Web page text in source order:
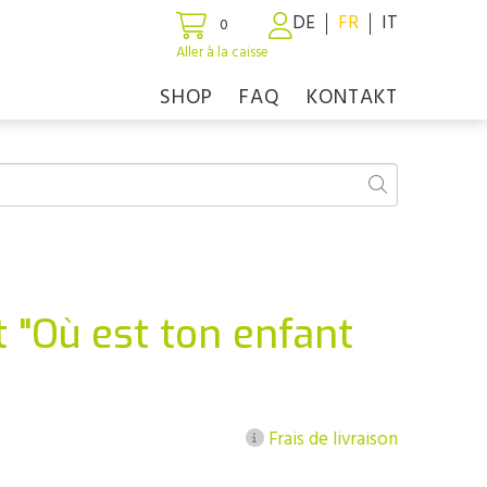
0
Aller à la caisse
DE FR IT
SHOP FAQ KONTAKT
est ton enfant
Frais de livraison